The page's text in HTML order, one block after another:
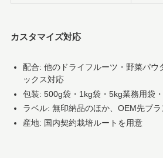
カスタマイズ対応
配合: 他のドライフルーツ・野菜パウ
ックス対応
包装: 500g袋・1kg袋・5kg業務用袋
ラベル: 無印納品のほか、OEM先ブ
産地: 国内契約栽培ルートを用意